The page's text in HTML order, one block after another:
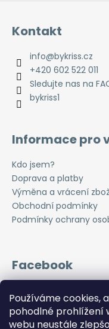
Používáme cookies,
pohodlné prohlížení
webu neustále
Kontakt
info@bykriss.cz
+420 602 522 011
Sledujte nas na
bykriss1
Informace pro
Kdo jsem?
Doprava a platby
Výměna a vrácení
Obchodní podmínky
Podmínky ochrany
Facebook
Instagram